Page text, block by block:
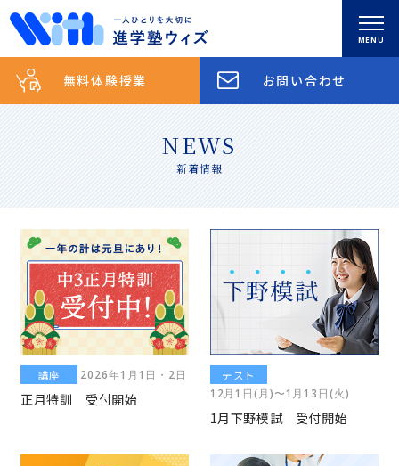
無料体験授業 お問い合わせ
0285-83-5852 お問い合わせ
理念
スクールのご案内
コース紹介
NEWS
新着情報
講座 2026年1月1日・2日
正月特訓 受付開始
テスト
12月1日(月)〜1月13日(火)
1月下野模試 受付開始